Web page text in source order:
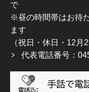
で
※昼の時間帯はお待
ます
（祝日・休日・12月
代表電話番号：